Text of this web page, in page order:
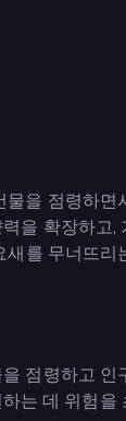
을 점령하면
을 확장하고,
를 무너뜨리
점령하고 인
는 데 위험을